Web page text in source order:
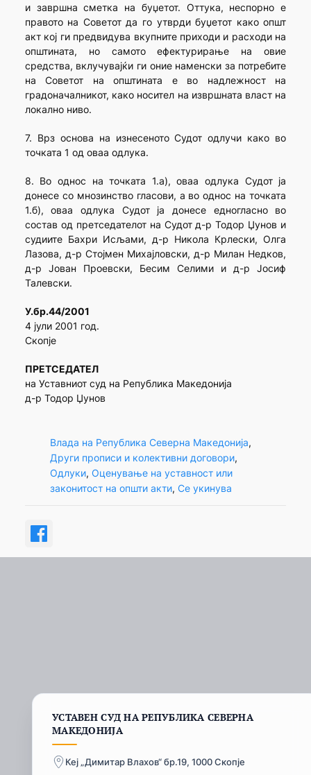
и завршна сметка на буџетот. Оттука, неспорно е
правото на Советот да го утврди буџетот како општ
акт кој ги предвидува вкупните приходи и расходи на
општината, но самото ефектурирање на овие
средства, вклучувајќи ги оние наменски за потребите
на Советот на општината е во надлежност на
градоначалникот, како носител на извршната власт на
локално ниво.
7. Врз основа на изнесеното Судот одлучи како во
точката 1 од оваа одлука.
8. Во однос на точката 1.а), оваа одлука Судот ја
донесе со мнозинство гласови, а во однос на точката
1.б), оваа одлука Судот ја донесе едногласно во
состав од претседателот на Судот д-р Тодор Џунов и
судиите Бахри Исљами, д-р Никола Крлески, Олга
Лазова, д-р Стојмен Михајловски, д-р Милан Недков,
д-р Јован Проевски, Бесим Селими и д-р Јосиф
Талевски.
У.бр.44/2001
4 јули 2001 год.
Скопје
ПРЕТСЕДАТЕЛ
на Уставниот суд на Република Македонија
д-р Тодор Џунов
Влада на Република Северна Македонија
Други прописи и колективни договори
Одлуки, Оценување на уставност или
законитост на општи акти, Се укинува
УСТАВЕН СУД НА РЕПУБЛИКА СЕВЕРНА
МАКЕДОНИЈА
Кеј „Димитар Влахов“ бр.19, 1000 Скопје